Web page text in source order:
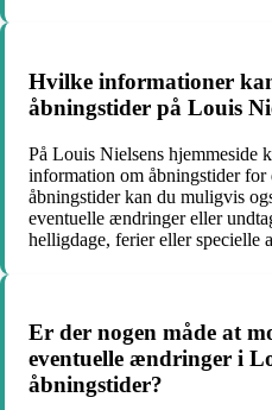
Hvilke informationer
åbningstider på Louis
På Louis Nielsens hjemmeside
information om åbningstider
åbningstider kan du muligvis
eventuelle ændringer eller
helligdage, ferier eller specielle
Er der nogen måde at
eventuelle ændringer i
åbningstider?